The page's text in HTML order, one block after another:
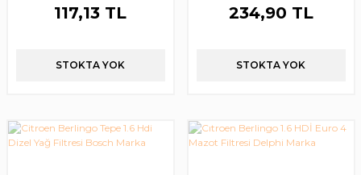
117,13 TL
STOKTA YOK
234,90 TL
STOKTA YOK